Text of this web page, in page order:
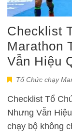
Checklist
Marathon
Vẫn Hiệu
Tổ Chức chạy
Checklist Tổ
Nhưng Vẫn
chạy bộ không